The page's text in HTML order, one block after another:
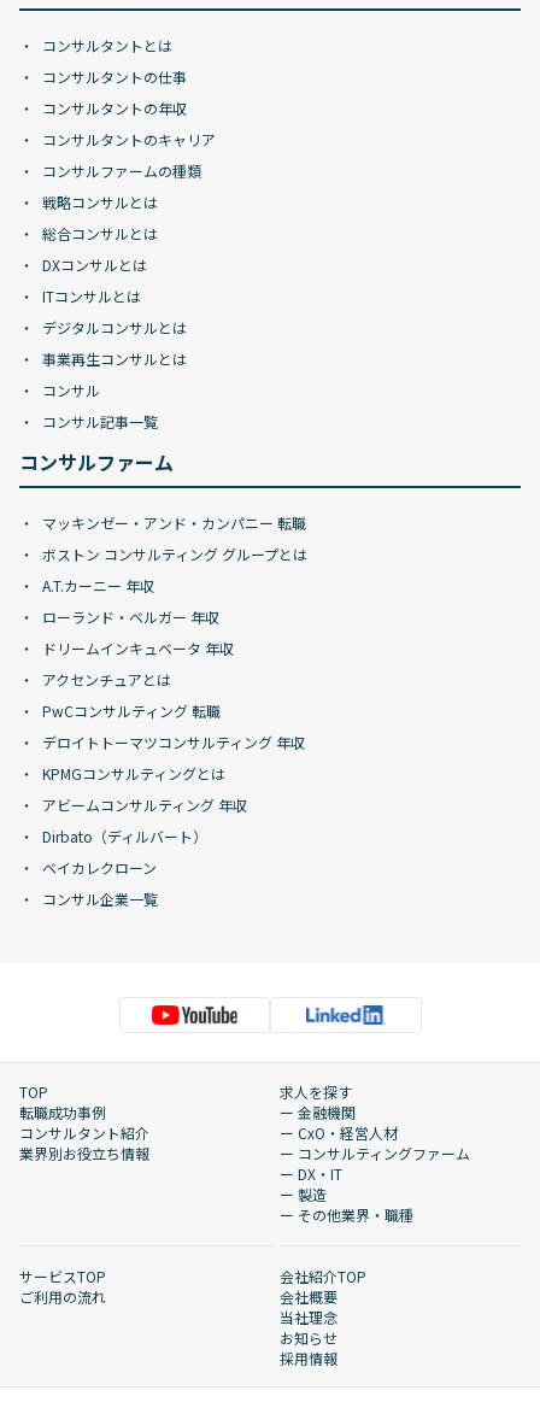
コンサルタントとは
コンサルタントの仕事
コンサルタントの年収
コンサルタントのキャリア
コンサルファームの種類
戦略コンサルとは
総合コンサルとは
DXコンサルとは
ITコンサルとは
デジタルコンサルとは
事業再生コンサルとは
コンサル
コンサル記事一覧
コンサルファーム
マッキンゼー・アンド・カンパニー 転職
ボストン コンサルティング グループとは
A.T.カーニー 年収
ローランド・ベルガー 年収
ドリームインキュベータ 年収
アクセンチュアとは
PwCコンサルティング 転職
デロイトトーマツコンサルティング 年収
KPMGコンサルティングとは
アビームコンサルティング 年収
Dirbato（ディルバート）
ベイカレクローン
コンサル企業一覧
TOP
転職成功事例
コンサルタント紹介
業界別お役立ち情報
求人を探す
ー 金融機関
ー CxO・経営人材
ー コンサルティングファーム
ー DX・IT
ー 製造
ー その他業界・職種
サービスTOP
ご利用の流れ
会社紹介TOP
会社概要
当社理念
お知らせ
採用情報